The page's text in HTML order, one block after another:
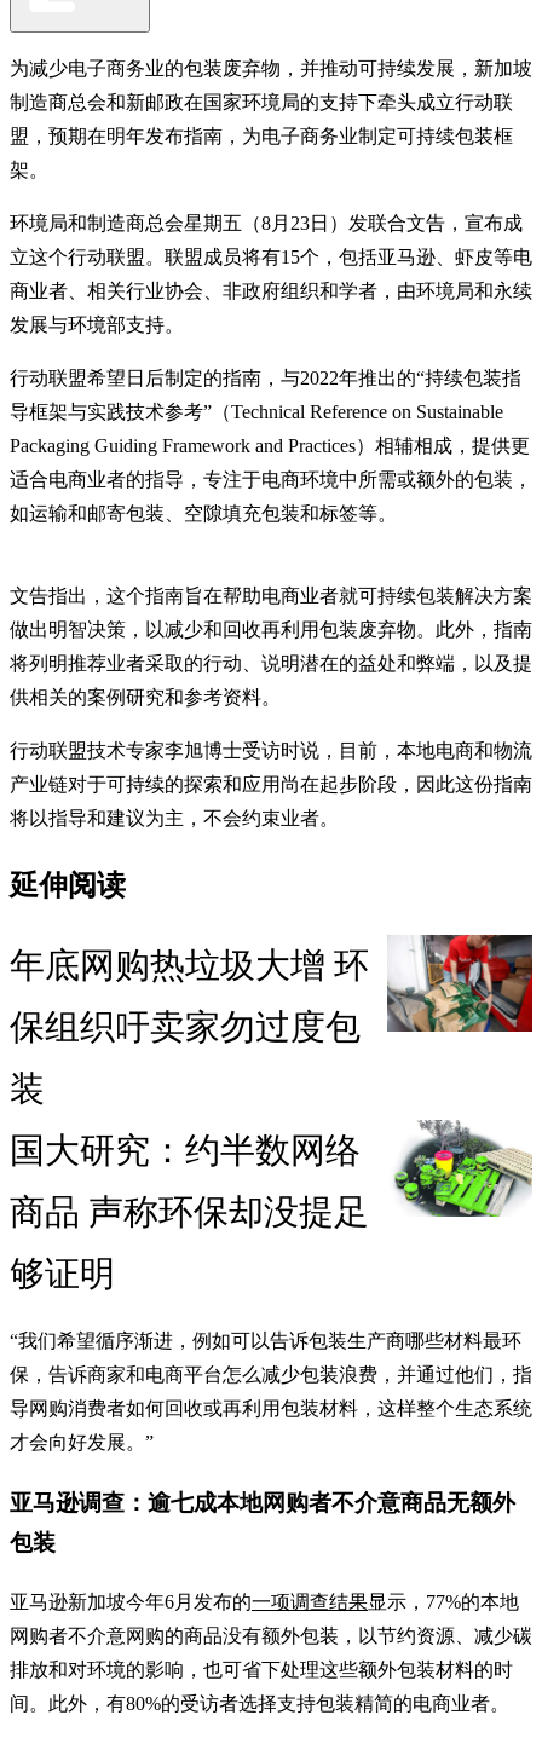
为减少电子商务业的包装废弃物，并推动可持续发展，新加坡
制造商总会和新邮政在国家环境局的支持下牵头成立行动联
盟，预期在明年发布指南，为电子商务业制定可持续包装框
架。
环境局和制造商总会星期五（8月23日）发联合文告，宣布成
立这个行动联盟。联盟成员将有15个，包括亚马逊、虾皮等电
商业者、相关行业协会、非政府组织和学者，由环境局和永续
发展与环境部支持。
行动联盟希望日后制定的指南，与2022年推出的“持续包装指
导框架与实践技术参考”（Technical Reference on Sustainable
Packaging Guiding Framework and Practices）相辅相成，提供更
适合电商业者的指导，专注于电商环境中所需或额外的包装，
如运输和邮寄包装、空隙填充包装和标签等。
文告指出，这个指南旨在帮助电商业者就可持续包装解决方案
做出明智决策，以减少和回收再利用包装废弃物。此外，指南
将列明推荐业者采取的行动、说明潜在的益处和弊端，以及提
供相关的案例研究和参考资料。
行动联盟技术专家李旭博士受访时说，目前，本地电商和物流
产业链对于可持续的探索和应用尚在起步阶段，因此这份指南
将以指导和建议为主，不会约束业者。
延伸阅读
年底网购热垃圾大增 环
保组织吁卖家勿过度包
装
国大研究：约半数网络
商品 声称环保却没提足
够证明
“我们希望循序渐进，例如可以告诉包装生产商哪些材料最环
保，告诉商家和电商平台怎么减少包装浪费，并通过他们，指
导网购消费者如何回收或再利用包装材料，这样整个生态系统
才会向好发展。”
亚马逊调查：逾七成本地网购者不介意商品无额外
包装
亚马逊新加坡今年6月发布的一项调查结果显示，77%的本地
网购者不介意网购的商品没有额外包装，以节约资源、减少碳
排放和对环境的影响，也可省下处理这些额外包装材料的时
间。此外，有80%的受访者选择支持包装精简的电商业者。